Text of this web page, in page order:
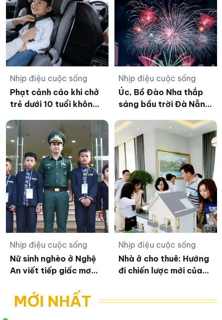
Nhịp điệu cuộc sống
Phạt cảnh cáo khi chở
trẻ dưới 10 tuổi không
Nhịp điệu cuộc sống
Úc, Bồ Đào Nha thắp
sáng bầu trời Đà Nẵng
chân trời
Nhịp điệu cuộc sống
Nữ sinh nghèo ở Nghệ
An viết tiếp giấc mơ
Biên phòng
Nhịp điệu cuộc sống
Nhà ở cho thuê: Hướng
đi chiến lược mới của
MỚI NHẤT